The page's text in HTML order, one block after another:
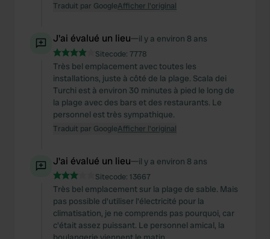
Traduit par GoogleAfficher l'original
J'ai évalué un lieu—il y a environ 8 ans
Sitecode: 7778
Très bel emplacement avec toutes les
installations, juste à côté de la plage. Scala dei
Turchi est à environ 30 minutes à pied le long de
la plage avec des bars et des restaurants. Le
personnel est très sympathique.
Traduit par GoogleAfficher l'original
J'ai évalué un lieu—il y a environ 8 ans
Sitecode: 13667
Très bel emplacement sur la plage de sable. Mais
pas possible d'utiliser l'électricité pour la
climatisation, je ne comprends pas pourquoi, car
c'était assez puissant. Le personnel amical, la